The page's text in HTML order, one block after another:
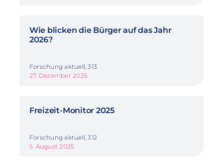
Wie blicken die Bürger auf das Jahr
2026?
Forschung aktuell, 313
27. Dezember 2025
Freizeit-Monitor 2025
Forschung aktuell, 312
5. August 2025